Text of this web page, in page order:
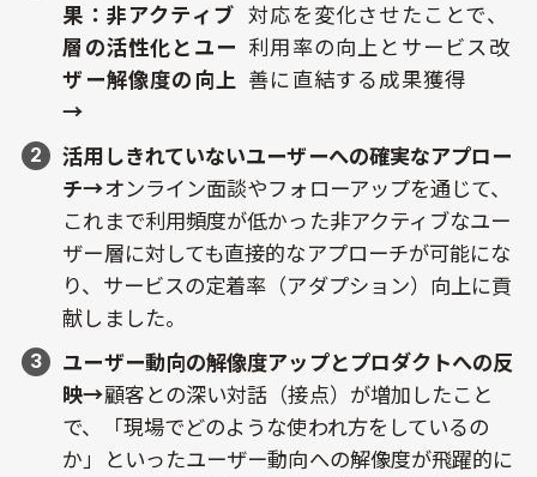
果：非アクティブ
層の活性化とユー
ザー解像度の向上
→
対応を変化させたことで、
利用率の向上とサービス改
善に直結する成果獲得
活用しきれていないユーザーへの確実なアプロー
チ→オンライン面談やフォローアップを通じて、
これまで利用頻度が低かった非アクティブなユー
ザー層に対しても直接的なアプローチが可能にな
り、サービスの定着率（アダプション）向上に貢
献しました。
ユーザー動向の解像度アップとプロダクトへの反
映→顧客との深い対話（接点）が増加したこと
で、「現場でどのような使われ方をしているの
か」といったユーザー動向への解像度が飛躍的に